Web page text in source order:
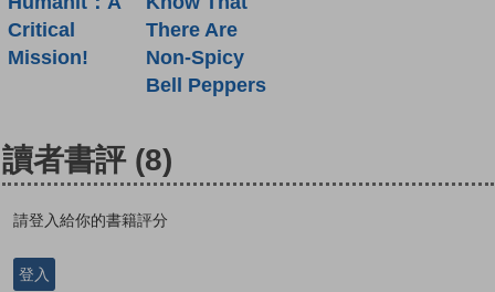
Critical
Mission!
There Are
Non-Spicy
Bell Peppers
讀者書評 (8)
請登入給你的書籍評分
登入